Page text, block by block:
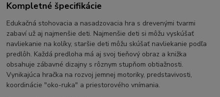
Kompletné špecifikácie
Edukačná stohovacia a nasadzovacia hra s drevenými tvarmi
zabaví už aj najmenšie deti. Najmenšie deti si môžu vyskúšať
navliekanie na kolíky, staršie deti môžu skúšať navliekanie podľa
predlôh. Každá predloha má aj svoj tieňový obraz a knižka
obsahuje zábavné dizajny s rôznym stupňom obtiažnosti.
Vynikajúca hračka na rozvoj jemnej motoriky, predstavivosti,
koordinácie "oko-ruka" a priestorového vnímania.